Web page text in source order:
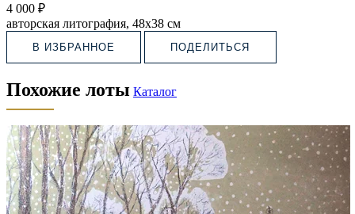
4 000 ₽
авторская литография, 48х38 см
В ИЗБРАННОЕ ПОДЕЛИТЬСЯ
Похожие лоты Каталог